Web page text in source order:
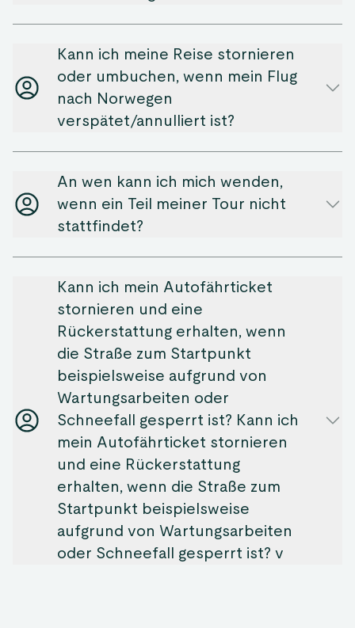
Kann ich meine Reise stornieren
oder umbuchen, wenn mein Flug
nach Norwegen
verspätet/annulliert ist?
An wen kann ich mich wenden,
wenn ein Teil meiner Tour nicht
stattfindet?
Kann ich mein Autofährticket
stornieren und eine
Rückerstattung erhalten, wenn
die Straße zum Startpunkt
beispielsweise aufgrund von
Wartungsarbeiten oder
Schneefall gesperrt ist? ​Kann ich
mein Autofährticket stornieren
und eine Rückerstattung
erhalten, wenn die Straße zum
Startpunkt beispielsweise
aufgrund von Wartungsarbeiten
oder Schneefall gesperrt ist? ​v